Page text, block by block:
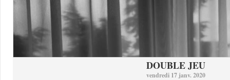
DOUBLE JEU
vendredi 17 janv. 2020